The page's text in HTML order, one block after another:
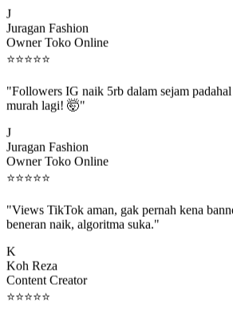
Juragan Fashion
Owner Toko Online
⭐⭐⭐⭐⭐
murah lagi! 🤯"
Juragan Fashion
Owner Toko Online
⭐⭐⭐⭐⭐
beneran naik, algoritma suka."
Koh Reza
Content Creator
⭐⭐⭐⭐⭐